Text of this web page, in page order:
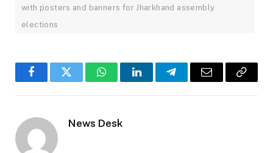
with posters and banners for Jharkhand assembly
elections
FacebookTwitter WhatsAppLinkedInTelegramEmail
Copy
News Desk